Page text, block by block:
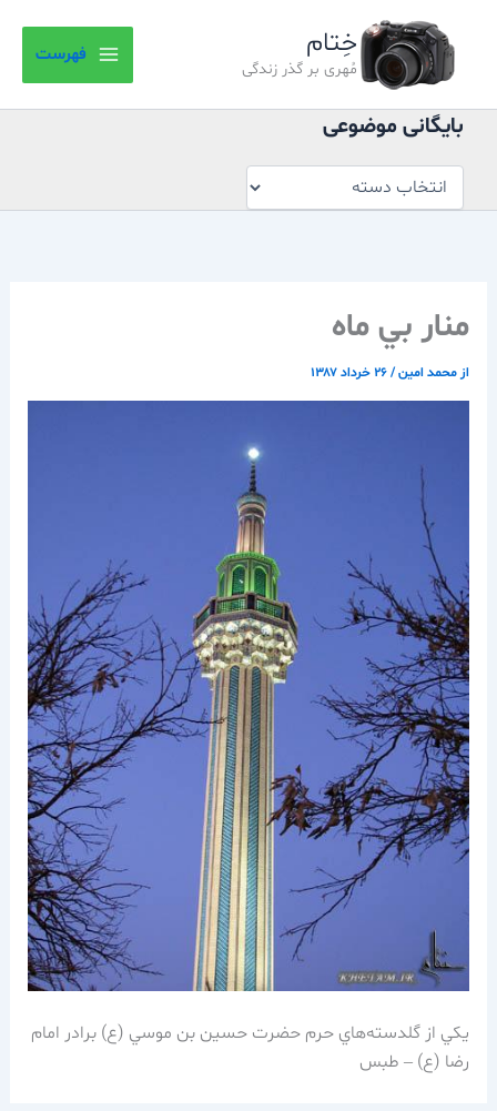
خِتام
مُهری بر گذر زندگی
فهرست
بایگانی موضوعی
موضوعی
منار بي ماه
از محمد امین/۲۶ خرداد ۱۳۸۷
يكي از گلدسته‌هاي حرم حضرت حسين بن موسي (ع) برادر امام
رضا (ع) – طبس